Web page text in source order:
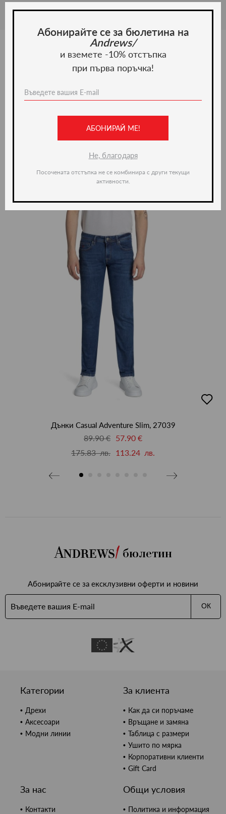
Ние препоръчваме
в
Дънки Casual Adventure Slim, 27039
89.90 € 57.90 €
175.83 лв. 113.24 лв.
бюлетин
Абонирайте се за ексклузивни оферти и новини
ОК
Категории
Дрехи
Аксесоари
Модни линии
За клиента
Как да си поръчаме
Връщане и замяна
Таблица с размери
Ушито по мярка
Корпоративни клиенти
Gift Card
За нас
Контакти
Общи условия
Политика и информация
Абонирайте се за бюлетина на
Andrews/
и вземете -10% отстъпка
при първа поръчка!
АБОНИРАЙ МЕ!
Не, благодаря
Посочената отстъпка не се комбинира с други текущи
активности.